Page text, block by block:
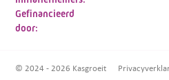
Gefinancieerd
door:
© 2024 - 2026 Kasgroeit